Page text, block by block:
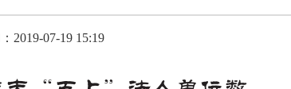
2019-07-19 15:19